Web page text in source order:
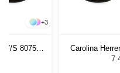
+3
S 80753
Carolina
Kadın